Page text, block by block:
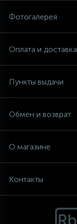
Аксессуары
Фотогалерея
Оплата и доставка
Пункты выдачи
Обмен и возврат
О магазине
Контакты